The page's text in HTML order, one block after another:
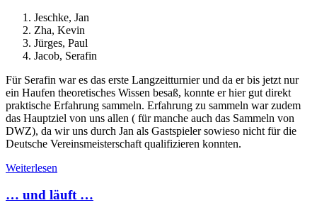
Jeschke, Jan
Zha, Kevin
Jürges, Paul
Jacob, Serafin
Für Serafin war es das erste Langzeitturnier und da er bis jetzt nur
ein Haufen theoretisches Wissen besaß, konnte er hier gut direkt
praktische Erfahrung sammeln. Erfahrung zu sammeln war zudem
das Hauptziel von uns allen ( für manche auch das Sammeln von
DWZ), da wir uns durch Jan als Gastspieler sowieso nicht für die
Deutsche Vereinsmeisterschaft qualifizieren konnten.
Weiterlesen
… und läuft …